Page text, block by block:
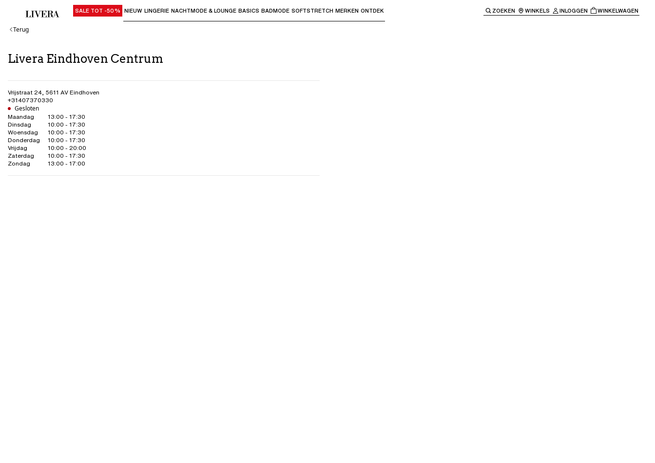
Gebruik "Pijl omlaag" of "Enter" om submenu's te openen en "Pijl omhoog" of "Escape" om terug te keren naar de hoofdnavigatie.
SALE TOT -50% NIEUW LINGERIE NACHTMODE & LOUNGE BASICS BADMODE SOFTSTRETCH MERKEN ONTDEK ZOEKEN WINKELS INLOGGEN WINKELWAGEN
Terug
Livera Eindhoven Centrum
Vrijstraat 24, 5611 AVEindhoven
+31407370330
Gesloten
Maandag
13:00 - 17:30
Dinsdag
10:00 - 17:30
Woensdag
10:00 - 17:30
Donderdag
10:00 - 17:30
Vrijdag
10:00 - 20:00
Zaterdag
10:00 - 17:30
Zondag
13:00 - 17:00